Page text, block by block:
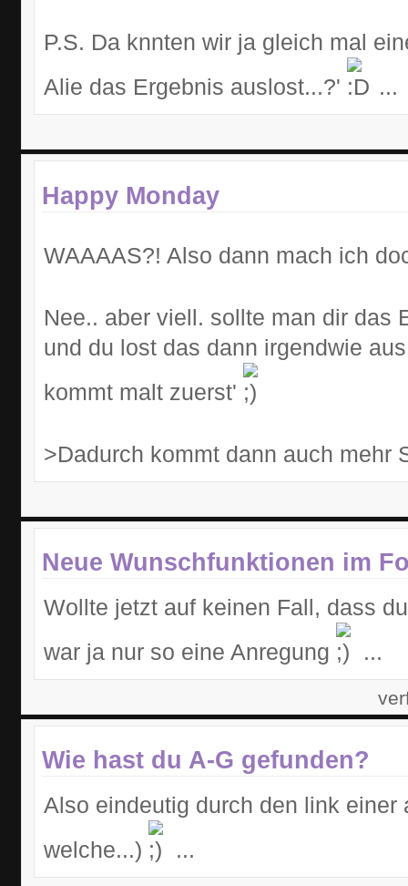
P.S. Da knnten wir ja gleich mal
Alie das Ergebnis auslost...?'
...
Happy Monday
WAAAAS?! Also dann mach ich
Nee.. aber viell. sollte man dir das
und du lost das dann irgendwie
kommt malt zuerst'
>Dadurch kommt dann auch mehr
Neue Wunschfunktionen im
Wollte jetzt auf keinen Fall, dass
war ja nur so eine Anregung
...
Wie hast du A-G gefunden?
Also eindeutig durch den link
welche...)
...